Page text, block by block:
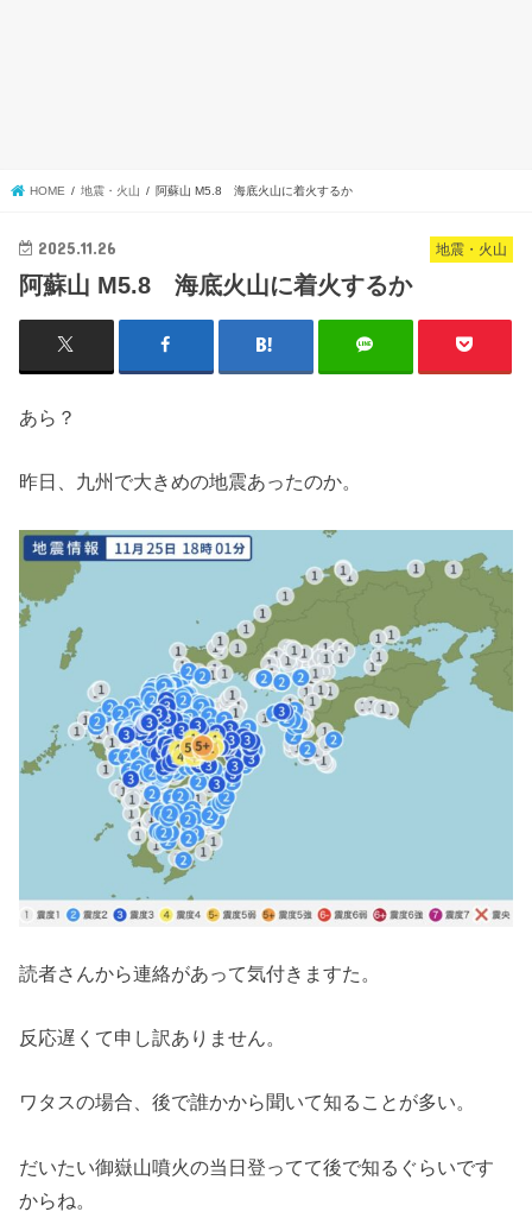
HOME 地震・火山 阿蘇山 M5.8 海底火山に着火するか
地震・火山
2025.11.26
阿蘇山 M5.8 海底火山に着火するか
あら？
昨日、九州で大きめの地震あったのか。
読者さんから連絡があって気付きますた。
反応遅くて申し訳ありません。
ワタスの場合、後で誰かから聞いて知ることが多い。
だいたい御嶽山噴火の当日登ってて後で知るぐらいです
からね。